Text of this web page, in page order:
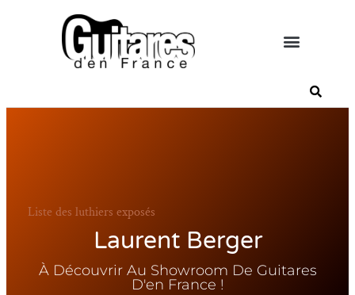
Liste des luthiers exposés
Laurent Berger
À Découvrir Au Showroom De Guitares
D'en France !